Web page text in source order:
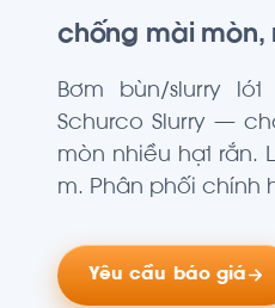
chống mài mòn,
Bơm bùn/slurry
Schurco Slurry —
mòn nhiều hạt rắn.
m. Phân phối chính
Yêu cầu báo giá